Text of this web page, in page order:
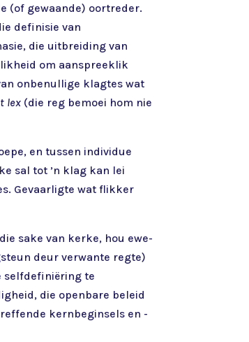
(of gewaande) oortreder.
definisie van
die uitbreiding van
om aanspreeklik
onbenullige klagtes wat
lex (die reg bemoei hom nie
en tussen individue
sal tot ’n klag kan lei
Gevaarligte wat flikker
sake van kerke, hou ewe-
deur verwante regte)
selfdefiniëring te
die openbare beleid
kernbeginsels en -